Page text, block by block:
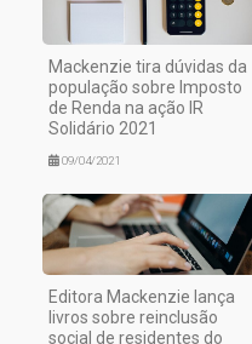
Mackenzie tira dúvidas da
população sobre Imposto
de Renda na ação IR
Solidário 2021
09/04/2021
Editora Mackenzie lança
livros sobre reinclusão
social de residentes do